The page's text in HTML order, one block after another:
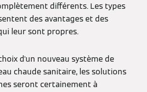
différents. Les types
des avantages et des
leur sont propres.
d'un nouveau système de
chaude sanitaire, les solutions
seront certainement à